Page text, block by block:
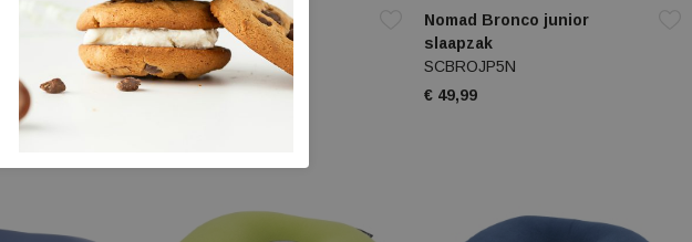
Leki Legacy Lite
LT65621841
€ 74,99
Nomad Bronco junior
slaapzak
SCBROJP5N
€ 49,99